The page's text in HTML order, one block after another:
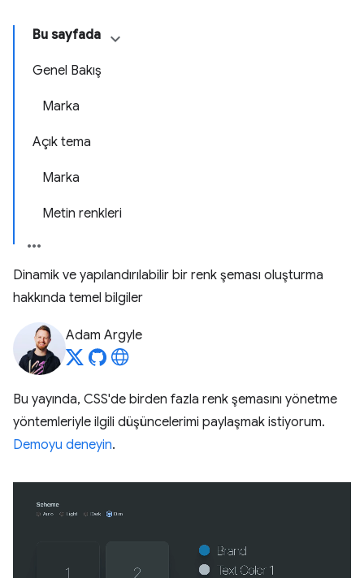
Bu sayfada
Genel Bakış
Marka
Açık tema
Marka
Metin renkleri
Dinamik ve yapılandırılabilir bir renk şeması oluşturma
hakkında temel bilgiler
Adam Argyle
Bu yayında, CSS'de birden fazla renk şemasını yönetme
yöntemleriyle ilgili düşüncelerimi paylaşmak istiyorum.
Demoyu deneyin.